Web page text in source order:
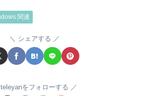
関連
シェアする
teleyanをフォローする